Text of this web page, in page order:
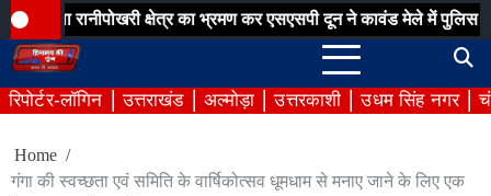
Skip
to
content
क्षेत्र का भ्रमण कर एसएसपी दून ने कावंड मेले में पुलिस व्यवस्थाओं
रिपोर्टर-लॉगिन उत्तराखंड अल्मोड़ा उत्तरकाशी उधम सिंह नगर
Home
गंगा की स्वच्छता एवं समिति के वार्षिकोत्सव धूमधाम से मनाए जाने के लिए एक